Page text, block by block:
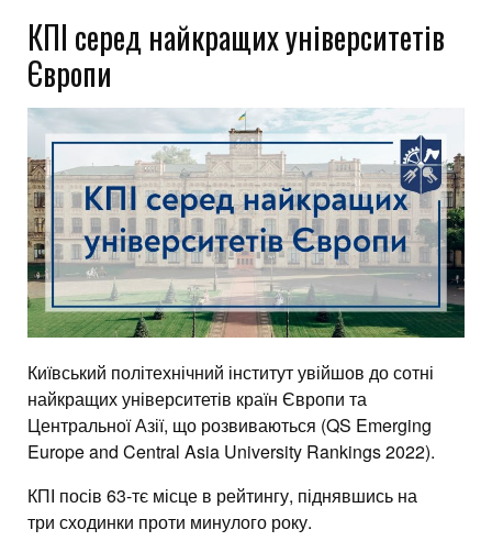
КПІ серед найкращих університетів
Європи
Київський політехнічний інститут увійшов до сотні
найкращих університетів країн Європи та
Центральної Азії, що розвиваються (QS Emerging
Europe and Central Asia University Rankings 2022).
КПІ посів 63-тє місце в рейтингу, піднявшись на
три сходинки проти минулого року.